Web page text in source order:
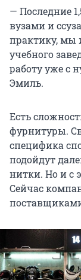
— Последние
вузами и
практику, мы
учебного
работу уже с
Эмиль.
Есть
фурнитуры.
специфика
подойдут
нитки. Но и с
Сейчас